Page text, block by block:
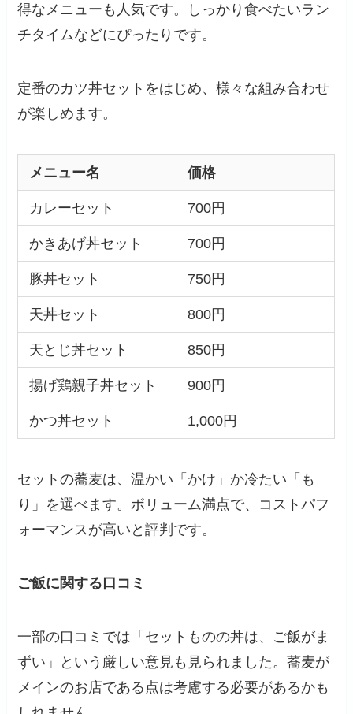
得なメニューも人気です。しっかり食べたいラン
チタイムなどにぴったりです。
定番のカツ丼セットをはじめ、様々な組み合わせ
が楽しめます。
メニュー名 価格
カレーセット 700円
かきあげ丼セット 700円
豚丼セット 750円
天丼セット 800円
天とじ丼セット 850円
揚げ鶏親子丼セット 900円
かつ丼セット 1,000円
セットの蕎麦は、温かい「かけ」か冷たい「も
り」を選べます。ボリューム満点で、コストパフ
ォーマンスが高いと評判です。
ご飯に関する口コミ
一部の口コミでは「セットものの丼は、ご飯がま
ずい」という厳しい意見も見られました。蕎麦が
メインのお店である点は考慮する必要があるかも